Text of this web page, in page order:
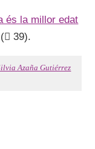
és la millor edat
( 39).
Azaña Gutiérrez